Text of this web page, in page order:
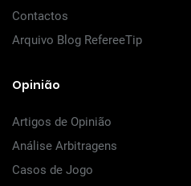
Contactos
Arquivo Blog RefereeTip
Opinião
Artigos de Opinião
Análise Arbitragens
Casos de Jogo